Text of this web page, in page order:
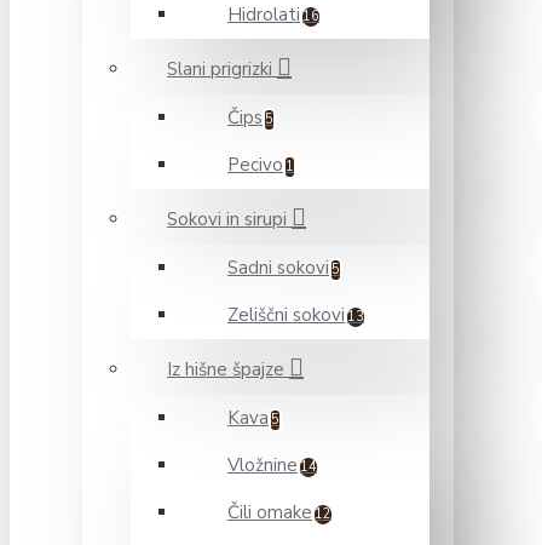
Hidrolati 16
Slani prigrizki
Čips 5
Pecivo 1
Sokovi in sirupi
Sadni sokovi 5
Zeliščni sokovi 13
Iz hišne špajze
Kava 5
Vložnine 14
Čili omake 12